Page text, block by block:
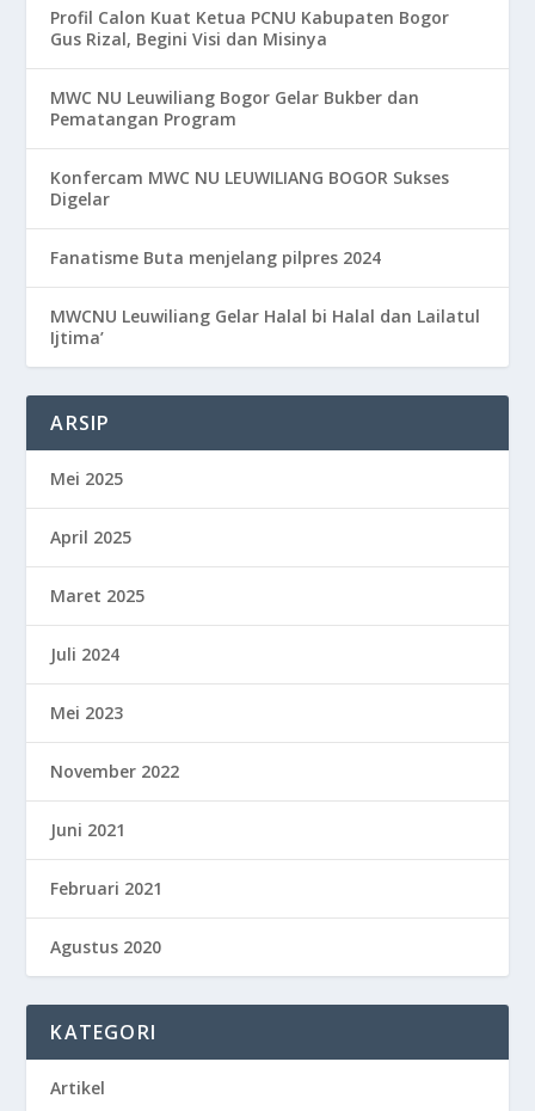
Profil Calon Kuat Ketua PCNU Kabupaten Bogor
Gus Rizal, Begini Visi dan Misinya
MWC NU Leuwiliang Bogor Gelar Bukber dan
Pematangan Program
Konfercam MWC NU LEUWILIANG BOGOR Sukses
Digelar
Fanatisme Buta menjelang pilpres 2024
MWCNU Leuwiliang Gelar Halal bi Halal dan Lailatul
Ijtima’
ARSIP
Mei 2025
April 2025
Maret 2025
Juli 2024
Mei 2023
November 2022
Juni 2021
Februari 2021
Agustus 2020
KATEGORI
Artikel